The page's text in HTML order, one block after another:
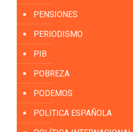
PENSIONES
PERIODISMO
PIB
POBREZA
PODEMOS
POLITICA ESPAÑOLA